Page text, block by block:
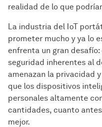
realidad de lo que
La industria del IoT
prometer mucho y ya lo
enfrenta un gran
seguridad inherentes al
amenazan la privacidad
que los dispositivos
personales altamente
cantidades, cuanto
mejor.